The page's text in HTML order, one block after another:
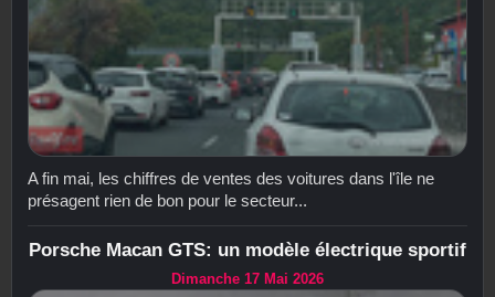
A fin mai, les chiffres de ventes des voitures dans l'île ne
présagent rien de bon pour le secteur...
Porsche Macan GTS: un modèle électrique sportif
Dimanche 17 Mai 2026